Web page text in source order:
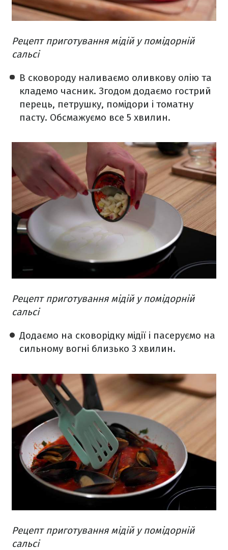
Рецепт приготування мідій у помідорній
сальсі
В сковороду наливаємо оливкову олію та
кладемо часник. Згодом додаємо гострий
перець, петрушку, помідори і томатну
пасту. Обсмажуємо все 5 хвилин.
Рецепт приготування мідій у помідорній
сальсі
Додаємо на сковорідку мідії і пасеруємо на
сильному вогні близько 3 хвилин.
Рецепт приготування мідій у помідорній
сальсі